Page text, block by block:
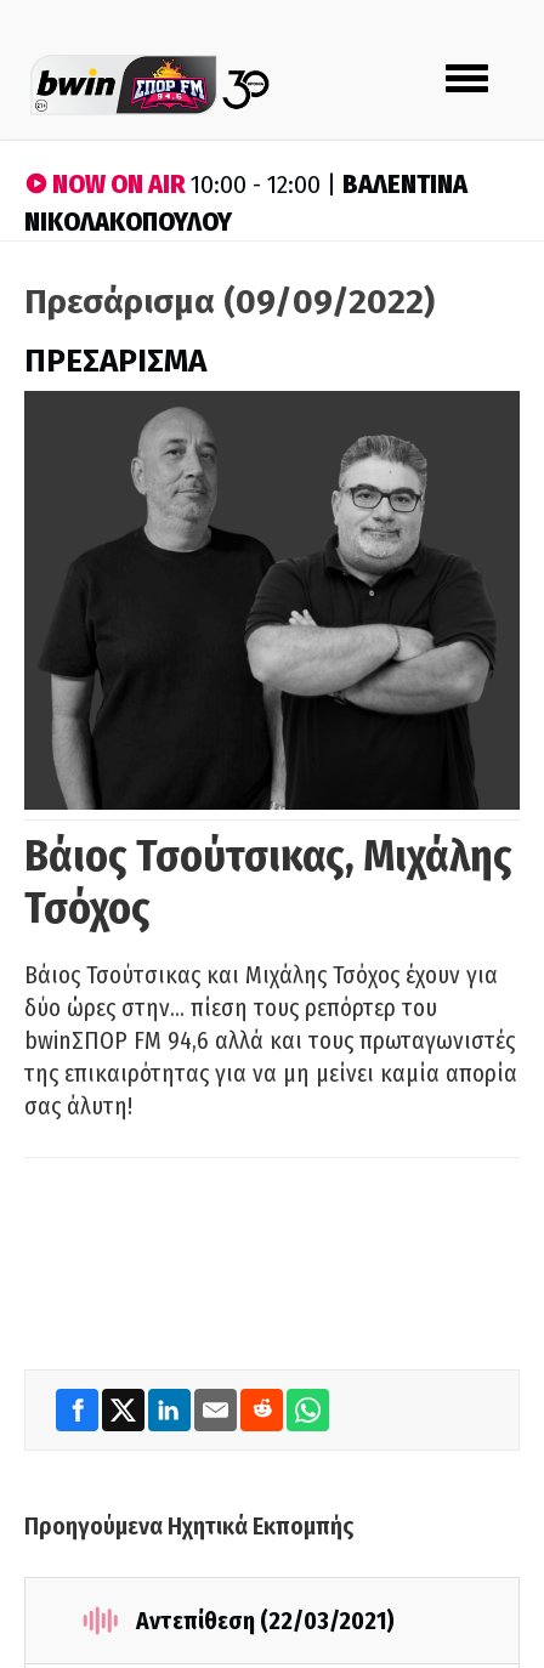
Toggle
navigation
NOW ON AIR10:00 - 12:00 | ΒΑΛΕΝΤΙΝΑ
ΝΙΚΟΛΑΚΟΠΟΥΛΟΥ
Πρεσάρισμα (09/09/2022)
ΠΡΕΣΑΡΙΣΜΑ
Βάιος Τσούτσικας, Μιχάλης
Τσόχος
Βάιος Τσούτσικας και Μιχάλης Τσόχος έχουν για
δύο ώρες στην… πίεση τους ρεπόρτερ του
bwinΣΠΟΡ FM 94,6 αλλά και τους πρωταγωνιστές
της επικαιρότητας για να μη μείνει καμία απορία
σας άλυτη!
Προηγούμενα Ηχητικά Εκπομπής
Αντεπίθεση (22/03/2021)